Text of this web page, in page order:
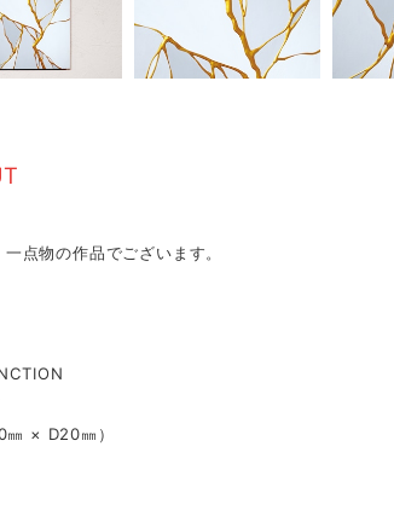
点物の作品でございます。
× D20㎜）